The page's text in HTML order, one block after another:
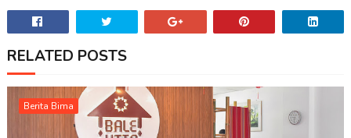
RELATED POSTS
Berita Bima